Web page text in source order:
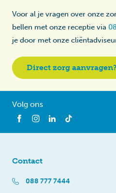
Voor al je vragen over onze
bellen met onze receptie via
je door met onze
Direct zorg aanvragen?
Volg ons
Contact
088 777 7444